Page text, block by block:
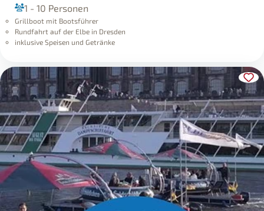
1 - 10 Personen
Grillboot mit Bootsführer
Rundfahrt auf der Elbe in Dresden
inklusive Speisen und Getränke